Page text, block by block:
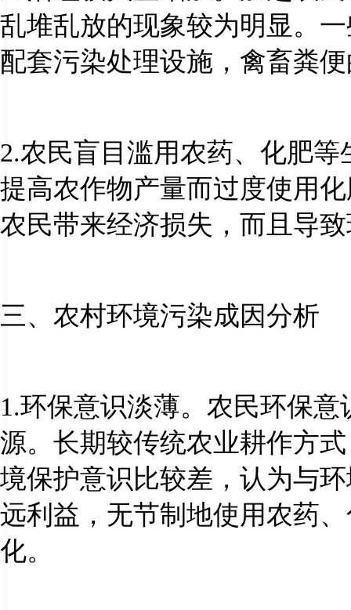
乱堆乱放的现象较为明显。
配套污染处理设施，禽畜粪
2.农民盲目滥用农药、化肥
提高农作物产量而过度使用
农民带来经济损失，而且导
三、农村环境污染成因分析
1.环保意识淡薄。农民环保
源。长期较传统农业耕作方
境保护意识比较差，认为与
远利益，无节制地使用农药
化。